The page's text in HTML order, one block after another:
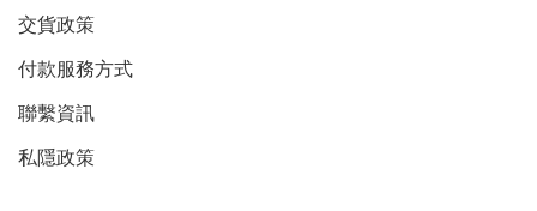
交貨政策
付款服務方式
聯繫資訊
私隱政策